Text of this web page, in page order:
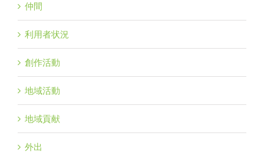
仲間
利用者状況
創作活動
地域活動
地域貢献
外出